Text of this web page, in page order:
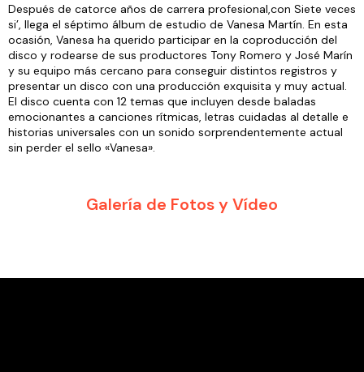
Después de catorce años de carrera profesional,con Siete veces
si’, llega el séptimo álbum de estudio de Vanesa Martín. En esta
ocasión, Vanesa ha querido participar en la coproducción del
disco y rodearse de sus productores Tony Romero y José Marín
y su equipo más cercano para conseguir distintos registros y
presentar un disco con una producción exquisita y muy actual.
El disco cuenta con 12 temas que incluyen desde baladas
emocionantes a canciones rítmicas, letras cuidadas al detalle e
historias universales con un sonido sorprendentemente actual
sin perder el sello «Vanesa».
Galería de Fotos y Vídeo